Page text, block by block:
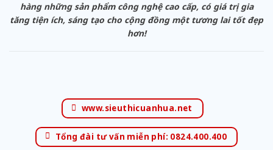
hàng những sản phẩm công nghệ cao cấp, có giá trị gia
tăng tiện ích, sáng tạo cho cộng đồng một tương lai tốt đẹp
hơn!
www.sieuthicuanhua.net
Tổng đài tư vấn miễn phí: 0824.400.400